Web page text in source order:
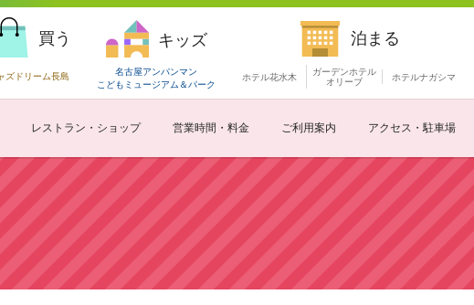
買う
ズドリーム長島
キッズ
名古屋アンパンマン
こどもミュージアム ＆パーク
泊まる
ホテル花水木
ガーデンホテル
オリーブ
ホテルナガシマ
レストラン・ショップ 営業時間・料金 ご利用案内 アクセス・駐車場